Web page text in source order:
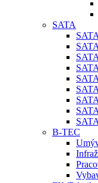
SATA
B-TEC